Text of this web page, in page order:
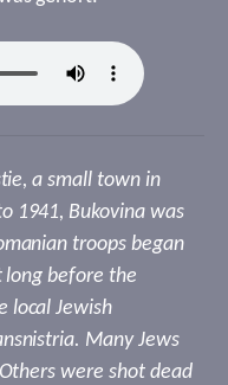
a small town in
1941, Bukovina was
troops began
long before the
local Jewish
Many Jews
were shot dead